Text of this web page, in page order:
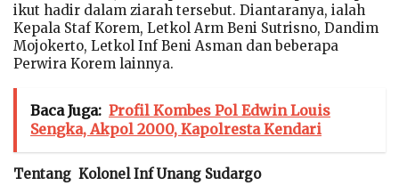
ikut hadir dalam ziarah tersebut. Diantaranya, ialah
Kepala Staf Korem, Letkol Arm Beni Sutrisno, Dandim
Mojokerto, Letkol Inf Beni Asman dan beberapa
Perwira Korem lainnya.
Baca Juga: Profil Kombes Pol Edwin Louis
Sengka, Akpol 2000, Kapolresta Kendari
Tentang Kolonel Inf Unang Sudargo